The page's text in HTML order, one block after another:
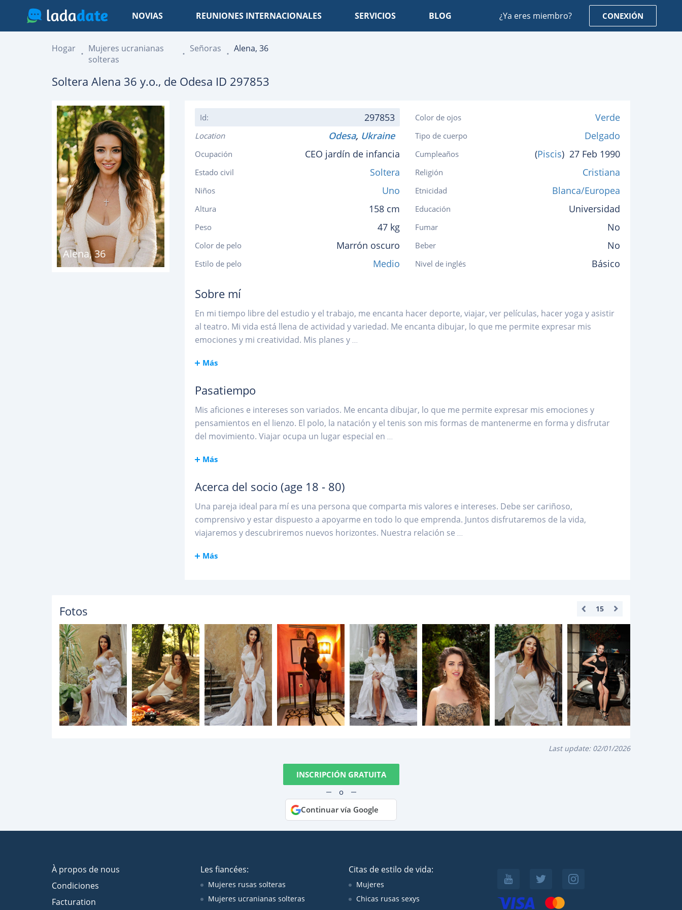
NOVIAS REUNIONES INTERNACIONALES SERVICIOS BLOG ¿Ya eres miembro? CONEXIÓN
Hogar
Mujeres ucranianas
solteras
Señoras Alena, 36
Soltera Alena 36 y.o., de Odesa ID 297853
Alena,36
Id: 297853
Location Odesa, Ukraine
Ocupación CEO jardín de infancia
Estado civil Soltera
Niños Uno
Altura 158 cm
Peso 47 kg
Color de pelo Marrón oscuro
Estilo de pelo Medio
Color de ojos Verde
Tipo de cuerpo Delgado
Cumpleaños (Piscis) 27 Feb 1990
Religión Cristiana
Etnicidad Blanca/Europea
Educación Universidad
Fumar No
Beber No
Nivel de inglés Básico
Sobre mí
En mi tiempo libre del estudio y el trabajo, me encanta hacer deporte, viajar, ver películas, hacer yoga y asistir
al teatro. Mi vida está llena de actividad y variedad. Me encanta dibujar, lo que me permite expresar mis
emociones y mi creatividad. Mis planes y...
Más
Pasatiempo
Mis aficiones e intereses son variados. Me encanta dibujar, lo que me permite expresar mis emociones y
pensamientos en el lienzo. El polo, la natación y el tenis son mis formas de mantenerme en forma y disfrutar
del movimiento. Viajar ocupa un lugar especial en ...
Más
Acerca del socio (age 18 - 80)
Una pareja ideal para mí es una persona que comparta mis valores e intereses. Debe ser cariñoso,
comprensivo y estar dispuesto a apoyarme en todo lo que emprenda. Juntos disfrutaremos de la vida,
viajaremos y descubriremos nuevos horizontes. Nuestra relación se ...
Más
Fotos 15
Last update: 02/01/2026
INSCRIPCIÓN GRATUITA
o
Continuar vía Google
À propos de nous
Condiciones
Facturation
Les fiancées:
Mujeres rusas solteras
Mujeres ucranianas solteras
Citas de estilo de vida:
Mujeres
Chicas rusas sexys